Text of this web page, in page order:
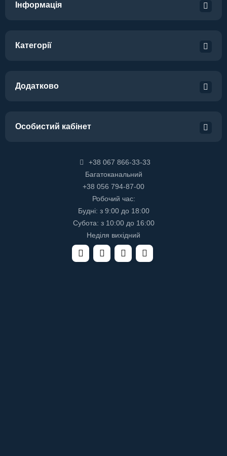
Інформація
Категорії
Додатково
Особистий кабінет
+38 067 866-33-33
Багатоканальний
+38 056 794-87-00
Робочий час:
Будні: з 9:00 до 18:00
Субота: з 10:00 до 16:00
Неділя вихідний